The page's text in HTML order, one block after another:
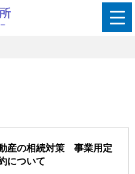
産の相続対策 事業用定
について